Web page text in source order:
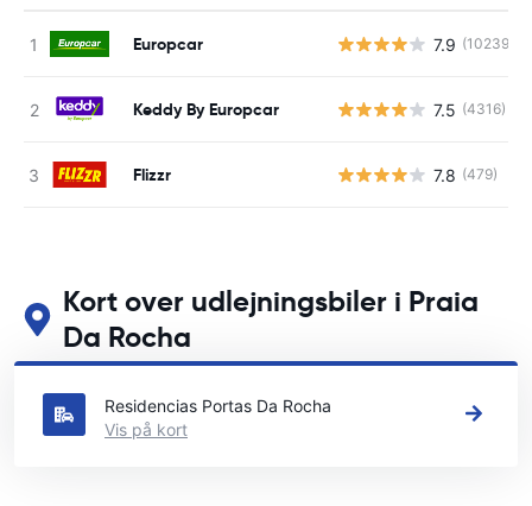
Europcar 7.9 (10239)
Keddy By Europcar 7.5 (4316)
Flizzr 7.8 (479)
Kort over udlejningsbiler i Praia
Da Rocha
Se vores vigtigste biludlejningssteder i Praia Da Rocha
Residencias Portas Da Rocha
Vis på kort